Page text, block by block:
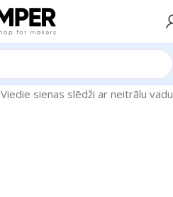
Viedie sienas slēdži ar neitrālu vadu